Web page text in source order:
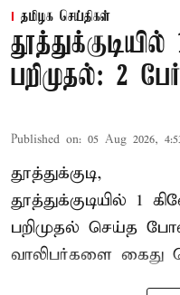
தமிழக செய்திகள்
பறிமுதல்: 2
Published on: 05 Aug 2026,
தூத்துக்குடி,
தூத்துக்குடியில் 1
பறிமுதல் செய்த
வாலிபர்களை கைது